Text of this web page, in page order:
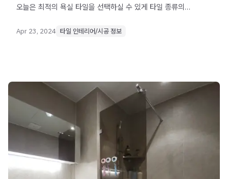
오늘은 최적의 욕실 타일을 선택하실 수 있게 타일 종류의
Apr 23, 2024 타일 인테리어/시공 정보